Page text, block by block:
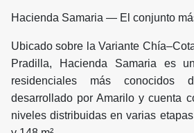
Hacienda Samaria — El conjunto
Ubicado sobre la Variante
Pradilla, Hacienda Samaria es
residenciales más conocidos
desarrollado por Amarilo y cuenta
niveles distribuidas en varias